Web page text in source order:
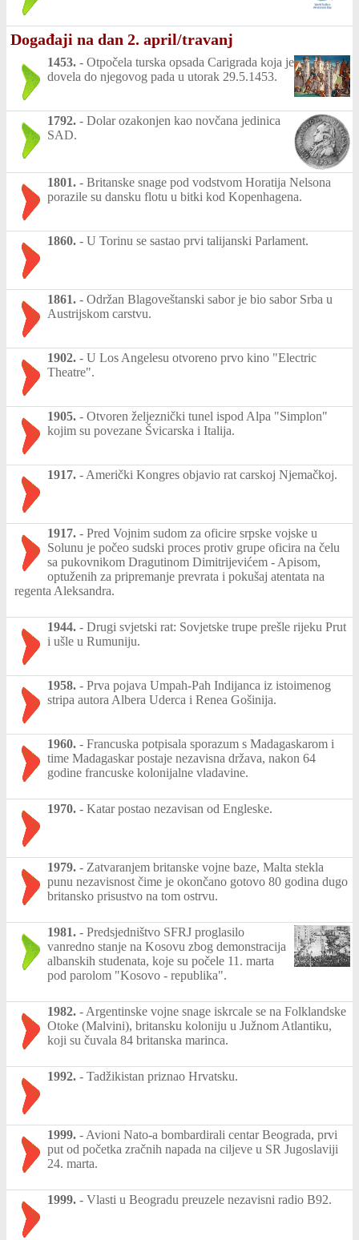
Događaji na dan 2. april/travanj
1453. - Otpočela turska opsada Carigrada koja je
dovela do njegovog pada u utorak 29.5.1453.
1792. - Dolar ozakonjen kao novčana jedinica
SAD.
1801. - Britanske snage pod vodstvom Horatija Nelsona
porazile su dansku flotu u bitki kod Kopenhagena.
1860. - U Torinu se sastao prvi talijanski Parlament.
1861. - Održan Blagoveštanski sabor je bio sabor Srba u
Austrijskom carstvu.
1902. - U Los Angelesu otvoreno prvo kino "Electric
Theatre".
1905. - Otvoren željeznički tunel ispod Alpa "Simplon"
kojim su povezane Švicarska i Italija.
1917. - Američki Kongres objavio rat carskoj Njemačkoj.
1917. - Pred Vojnim sudom za oficire srpske vojske u
Solunu je počeo sudski proces protiv grupe oficira na čelu
sa pukovnikom Dragutinom Dimitrijevićem - Apisom,
optuženih za pripremanje prevrata i pokušaj atentata na
regenta Aleksandra.
1944. - Drugi svjetski rat: Sovjetske trupe prešle rijeku Prut
i ušle u Rumuniju.
1958. - Prva pojava Umpah-Pah Indijanca iz istoimenog
stripa autora Albera Uderca i Renea Gošinija.
1960. - Francuska potpisala sporazum s Madagaskarom i
time Madagaskar postaje nezavisna država, nakon 64
godine francuske kolonijalne vladavine.
1970. - Katar postao nezavisan od Engleske.
1979. - Zatvaranjem britanske vojne baze, Malta stekla
punu nezavisnost čime je okončano gotovo 80 godina dugo
britansko prisustvo na tom ostrvu.
1981. - Predsjedništvo SFRJ proglasilo
vanredno stanje na Kosovu zbog demonstracija
albanskih studenata, koje su počele 11. marta
pod parolom "Kosovo - republika".
1982. - Argentinske vojne snage iskrcale se na Folklandske
Otoke (Malvini), britansku koloniju u Južnom Atlantiku,
koji su čuvala 84 britanska marinca.
1992. - Tadžikistan priznao Hrvatsku.
1999. - Avioni Nato-a bombardirali centar Beograda, prvi
put od početka zračnih napada na ciljeve u SR Jugoslaviji
24. marta.
1999. - Vlasti u Beogradu preuzele nezavisni radio B92.